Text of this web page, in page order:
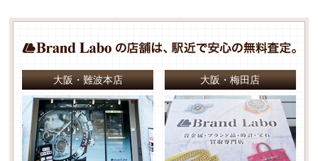
大阪・難波本店 大阪・梅田店